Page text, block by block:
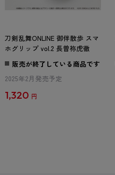
刀剣乱舞ONLINE 御伴散歩 スマ
ホグリップ vol.2 長曽祢虎徹
販売が終了している商品です
2025年2月発売予定
1,320 円